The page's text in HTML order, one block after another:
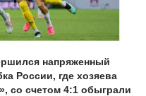
напряженный
России, где хозяева
со счетом 4:1 обыграли